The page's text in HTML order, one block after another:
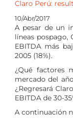
Claro Perú:
10/Abr/2017
A pesar de un
líneas pospago,
EBITDA más
2005 (18%).
¿Qué factores
mercado del
¿Regresará
EBITDA de 30-
A continuación